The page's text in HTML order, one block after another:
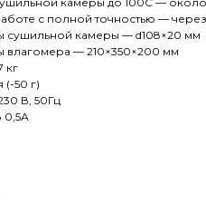
с полной точностью —
сушильной камеры — d108×20 мм
— 210×350×200 мм
кг
50 г)
В, 50Гц
0,5А